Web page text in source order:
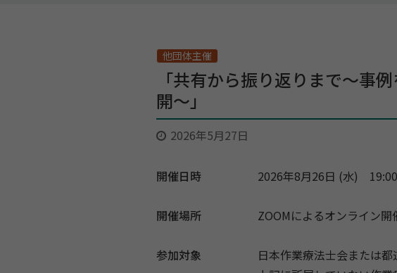
他団体主催
「共有から振り返りまで〜事
開〜」
2026年5月27日
開催日時 2026年8月26日 (水)
開催場所 ZOOMによるオンライン開
参加対象
日本作業療法士会または